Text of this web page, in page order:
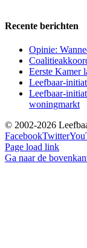
Recente berichten
Opinie:
Eerste Kamer
Leefbaar-
Leefbaar-
woningmarkt
© 2002-2026
FacebookTwitter
Page load link
Ga naar de